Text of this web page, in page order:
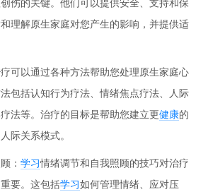
伤的关键。他们可以提供安全、支持和保
理解原生家庭对您产生的影响，并提供适
可以通过各种方法帮助您处理原生家庭心
包括认知行为疗法、情绪焦点疗法、人际
法等。治疗的目标是帮助您建立更健康的
际关系模式。
： 学习情绪调节和自我照顾的技巧对治疗
要。这包括学习如何管理情绪、应对压